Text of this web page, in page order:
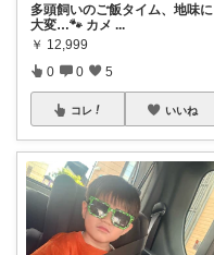
多頭飼いのご飯タイム、地味に
大変…🐾 カメ ...
￥ 12,999
0 0 5
コレ いいね